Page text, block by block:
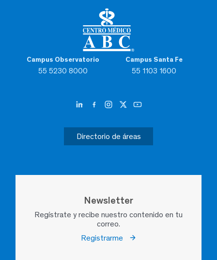
Campus Observatorio
55 5230 8000
Campus Santa Fe
55 1103 1600
Directorio de áreas
Newsletter
Regístrate y recibe nuestro contenido en tu
correo.
Registrarme